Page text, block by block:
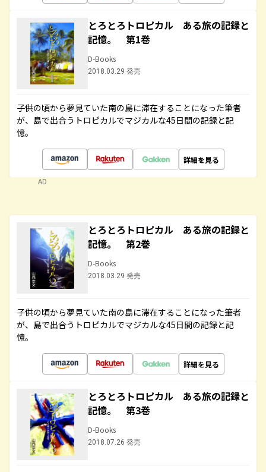
とろとろトロピカル ある旅の記録と
記憶。 第1巻
D-Books
2018.03.29 発売
子供の頃から夢見ていた南の島に滞在することになった筆者
が、島で出合うトロピカルでマジカルな45日間の記録と記
憶。
詳細を見る
AD
とろとろトロピカル ある旅の記録と
記憶。 第2巻
D-Books
2018.03.29 発売
子供の頃から夢見ていた南の島に滞在することになった筆者
が、島で出合うトロピカルでマジカルな45日間の記録と記
憶。
詳細を見る
とろとろトロピカル ある旅の記録と
記憶。 第3巻
D-Books
2018.07.26 発売